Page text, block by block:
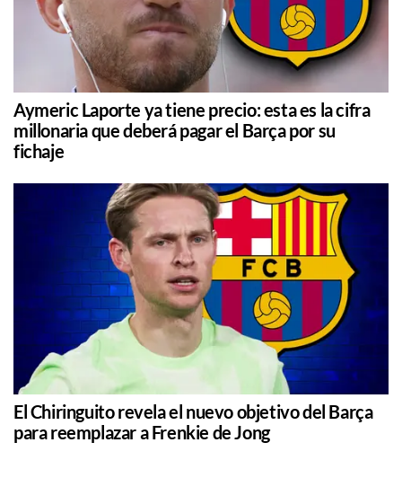
Aymeric Laporte ya tiene precio: esta es la cifra
millonaria que deberá pagar el Barça por su
fichaje
El Chiringuito revela el nuevo objetivo del Barça
para reemplazar a Frenkie de Jong